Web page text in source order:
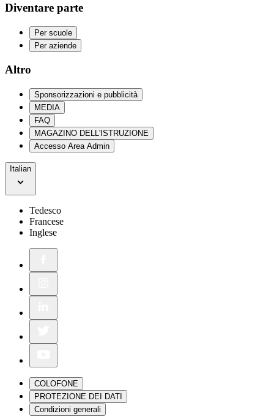
Diventare parte
Per scuole
Per aziende
Altro
Sponsorizzazioni e pubblicità
MEDIA
FAQ
MAGAZINO DELL'ISTRUZIONE
Accesso Area Admin
Italian
Tedesco
Francese
Inglese
COLOFONE
PROTEZIONE DEI DATI
Condizioni generali